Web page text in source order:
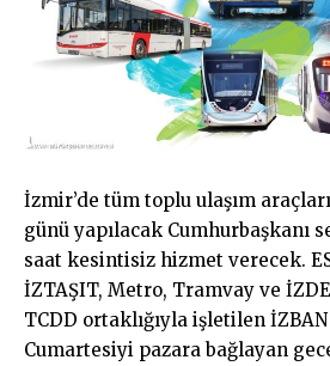
İzmir’de tüm toplu ulaşım
günü yapılacak Cumhurbaşkanı
saat kesintisiz hizmet verecek.
İZTAŞIT, Metro, Tramvay ve
TCDD ortaklığıyla işletilen
Cumartesiyi pazara bağlayan